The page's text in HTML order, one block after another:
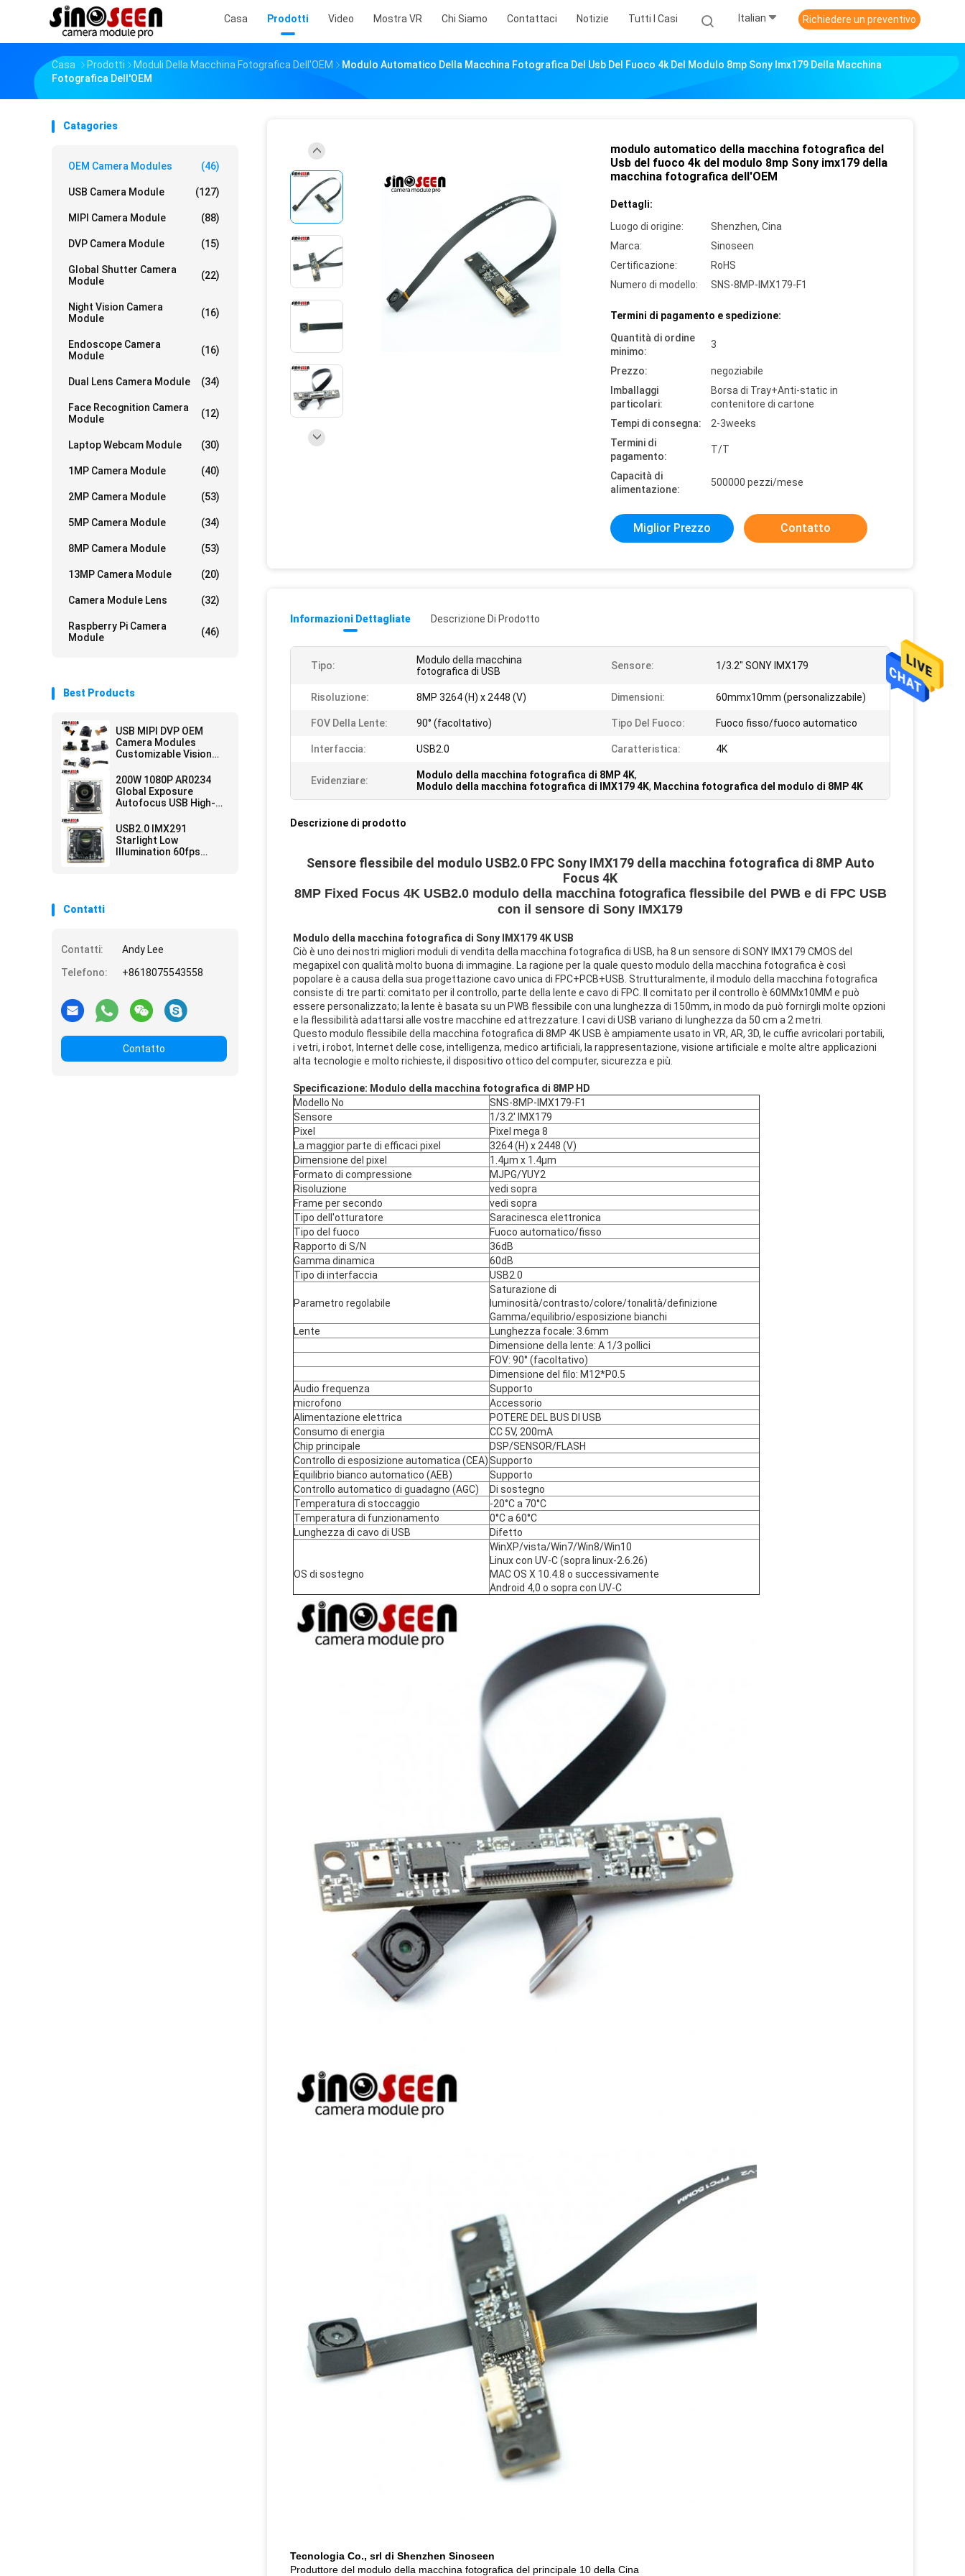
Casa Prodotti Video Mostra VR Chi Siamo Contattaci Notizie Tutti I Casi Italian Richiedere un preventivo
Casa Prodotti Moduli Della Macchina Fotografica Dell'OEM
Modulo Automatico Della Macchina Fotografica Del Usb Del Fuoco 4k Del Modulo 8mp Sony Imx179 Della Macchina
Fotografica Dell'OEM
Catagories
OEM Camera Modules (46)
USB Camera Module (127)
MIPI Camera Module (88)
DVP Camera Module (15)
Global Shutter Camera
Module
(22)
Night Vision Camera
Module
(16)
Endoscope Camera
Module
(16)
Dual Lens Camera Module (34)
Face Recognition Camera
Module
(12)
Laptop Webcam Module (30)
1MP Camera Module (40)
2MP Camera Module (53)
5MP Camera Module (34)
8MP Camera Module (53)
13MP Camera Module (20)
Camera Module Lens (32)
Raspberry Pi Camera
Module
(46)
Best Products
USB MIPI DVP OEM
Camera Modules
Customizable Vision
200W 1080P AR0234
Global Exposure
Autofocus USB High-
Camera Module
USB2.0 IMX291
Starlight Low
Illumination 60fps
Contatti
Contatti:
Andy Lee
Telefono:
+8618075543558
Contatto
modulo automatico della macchina fotografica del
Usb del fuoco 4k del modulo 8mp Sony imx179 della
macchina fotografica dell'OEM
Dettagli:
Luogo di origine:
Shenzhen, Cina
Marca:
Sinoseen
Certificazione:
RoHS
Numero di modello:
SNS-8MP-IMX179-F1
Termini di pagamento e spedizione:
Quantità di ordine
minimo:
3
Prezzo:
negoziabile
Imballaggi
particolari:
Borsa di Tray+Anti-static in
contenitore di cartone
Tempi di consegna:
2-3weeks
Termini di
pagamento:
T/T
Capacità di
alimentazione:
500000 pezzi/mese
Miglior Prezzo Contatto
Informazioni Dettagliate Descrizione Di Prodotto
Tipo:
Modulo della macchina
fotografica di USB
Sensore: 1/3.2" SONY IMX179
Risoluzione: 8MP 3264 (H) x 2448 (V) Dimensioni: 60mmx10mm (personalizzabile)
FOV Della Lente: 90° (facoltativo) Tipo Del Fuoco: Fuoco fisso/fuoco automatico
Interfaccia: USB2.0 Caratteristica: 4K
Evidenziare: Modulo della macchina fotografica di 8MP 4K,
Modulo della macchina fotografica di IMX179 4K, Macchina fotografica del modulo di 8MP 4K
Descrizione di prodotto
Sensore flessibile del modulo USB2.0 FPC Sony IMX179 della macchina fotografica di 8MP Auto
Focus 4K
8MP Fixed Focus 4K USB2.0 modulo della macchina fotografica flessibile del PWB e di FPC USB
con il sensore di Sony IMX179
Modulo della macchina fotografica di Sony IMX179 4K USB
Ciò è uno dei nostri migliori moduli di vendita della macchina fotografica di USB, ha 8 un sensore di SONY IMX179 CMOS del
megapixel con qualità molto buona di immagine. La ragione per la quale questo modulo della macchina fotografica è così
popolare è a causa della sua progettazione cavo unica di FPC+PCB+USB. Strutturalmente, il modulo della macchina fotografica
consiste di tre parti: comitato per il controllo, parte della lente e cavo di FPC. Il comitato per il controllo è 60MMx10MM e può
essere personalizzato; la lente è basata su un PWB flessibile con una lunghezza di 150mm, in modo da può fornirgli molte opzioni
e la flessibilità adattarsi alle vostre macchine ed attrezzature. I cavi di USB variano di lunghezza da 50 cm a 2 metri.
Questo modulo flessibile della macchina fotografica di 8MP 4K USB è ampiamente usato in VR, AR, 3D, le cuffie avricolari portabili,
i vetri, i robot, Internet delle cose, intelligenza, medico artificiali, la rappresentazione, visione artificiale e molte altre applicazioni
alta tecnologie e molto richieste, il dispositivo ottico del computer, sicurezza e più.
Specificazione: Modulo della macchina fotografica di 8MP HD
Modello No
SNS-8MP-IMX179-F1
Sensore
1/3.2' IMX179
Pixel
Pixel mega 8
La maggior parte di efficaci pixel
3264 (H) x 2448 (V)
Dimensione del pixel
1.4µm x 1.4µm
Formato di compressione
MJPG/YUY2
Risoluzione
vedi sopra
Frame per secondo
vedi sopra
Tipo dell'otturatore
Saracinesca elettronica
Tipo del fuoco
Fuoco automatico/fisso
Rapporto di S/N
36dB
Gamma dinamica
60dB
Tipo di interfaccia
USB2.0
Parametro regolabile
Saturazione di
luminosità/contrasto/colore/tonalità/definizione
Gamma/equilibrio/esposizione bianchi
Lente
Lunghezza focale: 3.6mm
Dimensione della lente: A 1/3 pollici
FOV: 90° (facoltativo)
Dimensione del filo: M12*P0.5
Audio frequenza
Supporto
microfono
Accessorio
Alimentazione elettrica
POTERE DEL BUS DI USB
Consumo di energia
CC 5V, 200mA
Chip principale
DSP/SENSOR/FLASH
Controllo di esposizione automatica (CEA)Supporto
Equilibrio bianco automatico (AEB)
Supporto
Controllo automatico di guadagno (AGC)
Di sostegno
Temperatura di stoccaggio
-20°C a 70°C
Temperatura di funzionamento
0°C a 60°C
Lunghezza di cavo di USB
Difetto
OS di sostegno
WinXP/vista/Win7/Win8/Win10
Linux con UV-C (sopra linux-2.6.26)
MAC OS X 10.4.8 o successivamente
Android 4,0 o sopra con UV-C
Tecnologia Co., srl di Shenzhen Sinoseen
Produttore del modulo della macchina fotografica del principale 10 della Cina